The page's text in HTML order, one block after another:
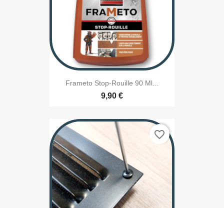
Frameto Stop-Rouille 90 Ml...
9,90 €
favorite_border